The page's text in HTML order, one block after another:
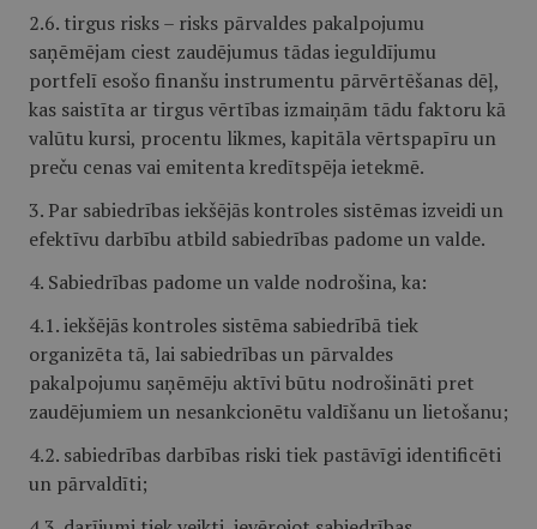
2.6. tirgus risks – risks pārvaldes pakalpojumu
saņēmējam ciest zaudējumus tādas ieguldījumu
portfelī esošo finanšu instrumentu pārvērtēšanas dēļ,
kas saistīta ar tirgus vērtības izmaiņām tādu faktoru kā
valūtu kursi, procentu likmes, kapitāla vērtspapīru un
preču cenas vai emitenta kredītspēja ietekmē.
3. Par sabiedrības iekšējās kontroles sistēmas izveidi un
efektīvu darbību atbild sabiedrības padome un valde.
4. Sabiedrības padome un valde nodrošina, ka:
4.1. iekšējās kontroles sistēma sabiedrībā tiek
organizēta tā, lai sabiedrības un pārvaldes
pakalpojumu saņēmēju aktīvi būtu nodrošināti pret
zaudējumiem un nesankcionētu valdīšanu un lietošanu;
4.2. sabiedrības darbības riski tiek pastāvīgi identificēti
un pārvaldīti;